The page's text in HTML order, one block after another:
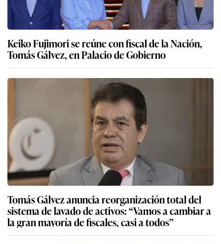
Keiko Fujimori se reúne con fiscal de la Nación,
Tomás Gálvez, en Palacio de Gobierno
Tomás Gálvez anuncia reorganización total del
sistema de lavado de activos: “Vamos a cambiar a
la gran mayoría de fiscales, casi a todos”